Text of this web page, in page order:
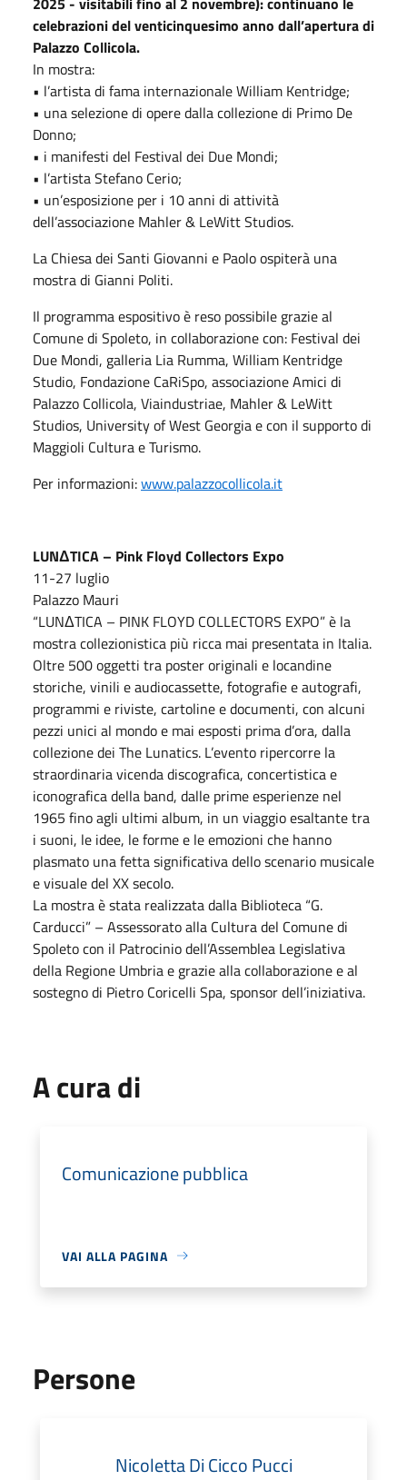
celebrazioni del venticinquesimo anno dall’apertura di
Palazzo Collicola.
In mostra:
• l’artista di fama internazionale William Kentridge;
• una selezione di opere dalla collezione di Primo De
Donno;
• i manifesti del Festival dei Due Mondi;
• l’artista Stefano Cerio;
• un’esposizione per i 10 anni di attività
dell’associazione Mahler & LeWitt Studios.
La Chiesa dei Santi Giovanni e Paolo ospiterà una
mostra di Gianni Politi.
Il programma espositivo è reso possibile grazie al
Comune di Spoleto, in collaborazione con: Festival dei
Due Mondi, galleria Lia Rumma, William Kentridge
Studio, Fondazione CaRiSpo, associazione Amici di
Palazzo Collicola, Viaindustriae, Mahler & LeWitt
Studios, University of West Georgia e con il supporto di
Maggioli Cultura e Turismo.
Per informazioni:www.palazzocollicola.it
LUNΔTICA – Pink Floyd Collectors Expo
11-27 luglio
Palazzo Mauri
“LUNΔTICA – PINK FLOYD COLLECTORS EXPO” è la
mostra collezionistica più ricca mai presentata in Italia.
Oltre 500 oggetti tra poster originali e locandine
storiche, vinili e audiocassette, fotografie e autografi,
programmi e riviste, cartoline e documenti, con alcuni
pezzi unici al mondo e mai esposti prima d’ora, dalla
collezione dei The Lunatics. L’evento ripercorre la
straordinaria vicenda discografica, concertistica e
iconografica della band, dalle prime esperienze nel
1965 fino agli ultimi album, in un viaggio esaltante tra
i suoni, le idee, le forme e le emozioni che hanno
plasmato una fetta significativa dello scenario musicale
e visuale del XX secolo.
La mostra è stata realizzata dalla Biblioteca “G.
Carducci” – Assessorato alla Cultura del Comune di
Spoleto con il Patrocinio dell’Assemblea Legislativa
della Regione Umbria e grazie alla collaborazione e al
sostegno di Pietro Coricelli Spa, sponsor dell’iniziativa.
A cura di
Comunicazione pubblica
VAI ALLA PAGINA
Persone
Nicoletta Di Cicco Pucci